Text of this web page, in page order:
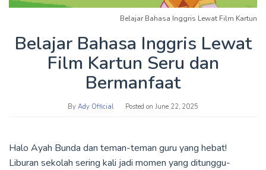
Belajar Bahasa Inggris Lewat Film Kartun
Belajar Bahasa Inggris Lewat
Film Kartun Seru dan
Bermanfaat
By Ady Official Posted on June 22, 2025
Halo Ayah Bunda dan teman-teman guru yang hebat!
Liburan sekolah sering kali jadi momen yang ditunggu-